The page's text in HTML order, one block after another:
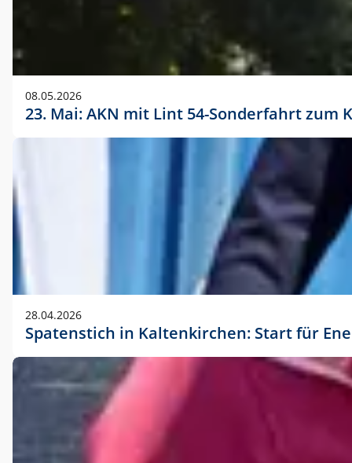
08.05.2026
23. Mai: AKN mit Lint 54-Sonderfahrt
28.04.2026
Spatenstich in Kaltenkirchen: Start für